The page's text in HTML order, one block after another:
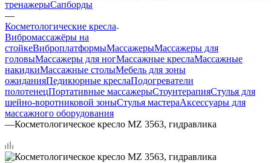
тренажерыСапборды
—
Косметологические кресла
Вибромассажёры на
стойкеВиброплатформыМассажерыМассажеры для
головыМассажеры для ногМассажные креслаМассажные
накидкиМассажные столыМебель для зоны
ожиданияПедикюрные креслаПодогреватели
полотенецПортативные массажерыСтоунтерапияСтулья для
шейно-воротниковой зоныСтулья мастераАксессуары для
массажного оборудования
—Косметологическое кресло MZ 3563, гидравлика